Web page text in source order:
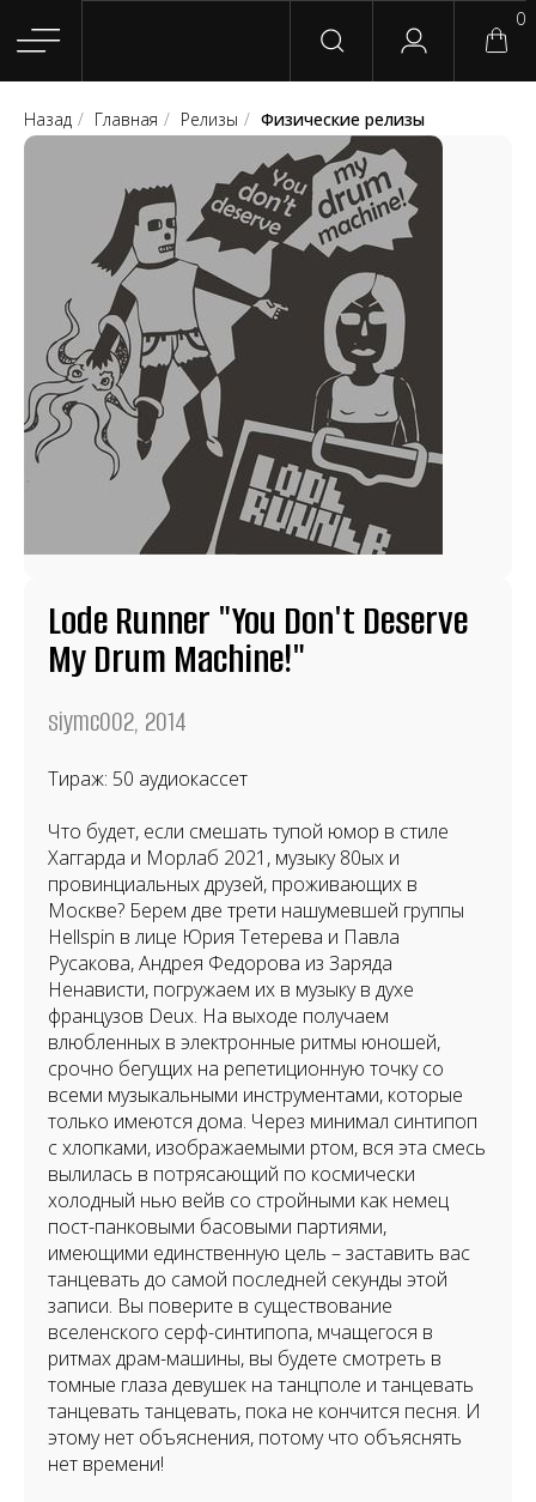
Главная Магазин Группы Релизы Плейлисты
Для покупателей English
Назад / Главная / Релизы / Физические релизы
Lode Runner "You Don't Deserve
My Drum Machine!"
siymc002, 2014
Тираж: 50 аудиокассет
Что будет, если смешать тупой юмор в стиле
Хаггарда и Морлаб 2021, музыку 80ых и
провинциальных друзей, проживающих в
Москве? Берем две трети нашумевшей группы
Hellspin в лице Юрия Тетерева и Павла
Русакова, Андрея Федорова из Заряда
Ненависти, погружаем их в музыку в духе
французов Deux. На выходе получаем
влюбленных в электронные ритмы юношей,
срочно бегущих на репетиционную точку со
всеми музыкальными инструментами, которые
только имеются дома. Через минимал синтипоп
с хлопками, изображаемыми ртом, вся эта смесь
вылилась в потрясающий по космически
холодный нью вейв со стройными как немец
пост-панковыми басовыми партиями,
имеющими единственную цель – заставить вас
танцевать до самой последней секунды этой
записи. Вы поверите в существование
вселенского серф-синтипопа, мчащегося в
ритмах драм-машины, вы будете смотреть в
томные глаза девушек на танцполе и танцевать
танцевать танцевать, пока не кончится песня. И
этому нет объяснения, потому что объяснять
нет времени!